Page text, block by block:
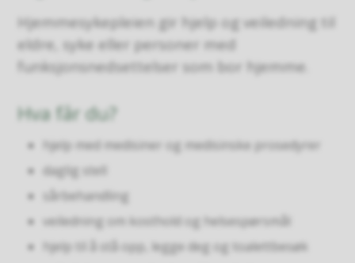
Hjemmesykepleien gir hjelp og veiledning til
eldre, syke eller personer med
funksjonsnedsettelser som bor hjemme.
Hva får du?
hjelp med medisiner og medisinske prosedyrer
daglig stell
sårbehandling
veiledning om kosthold og helsespørsmål
hjelp til å stå opp, legge deg og toalettbesøk